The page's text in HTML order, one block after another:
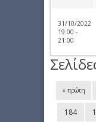
31/10/2022
19:00 -
21:00
« πρώτη
184